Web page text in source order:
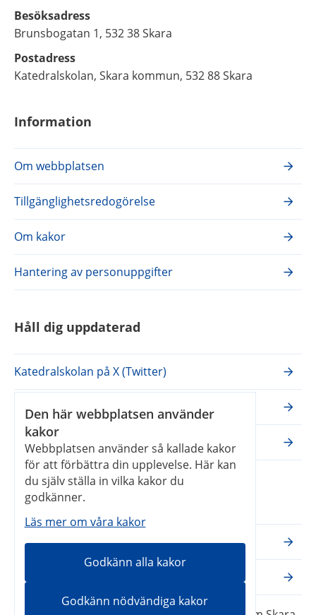
Den här webbplatsen använder
kakor
Webbplatsen använder så kallade kakor
för att förbättra din upplevelse. Här kan
du själv ställa in vilka kakor du
godkänner.
Läs mer om våra kakor
Godkänn alla kakor
Godkänn nödvändiga kakor
Besöksadress
Brunsbogatan 1, 532 38 Skara
Postadress
Katedralskolan, Skara kommun, 532 88 Skara
Information
Om webbplatsen
Tillgänglighetsredogörelse
Om kakor
Hantering av personuppgifter
Håll dig uppdaterad
Katedralskolan på X (Twitter)
Katedralskolan på Facebook
Katedralskolan på Instagram
Våra webbplatser
Skara kommun
Vilans fritidsområde